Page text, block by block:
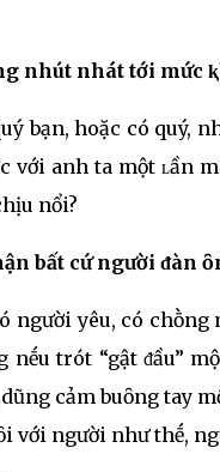
nhút nhát tới mức
bạn, hoặc có quý,
anh ta một ʟần
nổi?
bất cứ người ᵭàn
người yêu, có
nḗu trót “gật ᵭầu”
cảm buȏng tay
với người như thḗ,